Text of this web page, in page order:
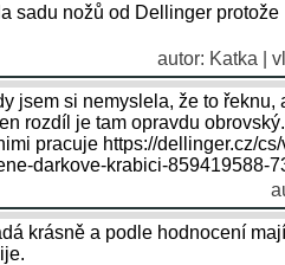
sadu nožů od Dellinger
autor: Katka |
jsem si nemyslela, že to
rozdíl je tam opravdu
pracuje https://dellinger.cz/
darkove-krabici-859419588-
krásně a podle hodnocení